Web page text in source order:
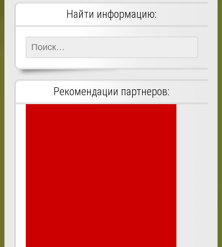
Найти информацию:
Найти:
Рекомендации партнеров: